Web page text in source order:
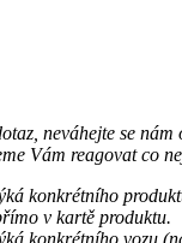
neváhejte se nám
Vám reagovat co
konkrétního
v kartě produktu.
konkrétního vozu